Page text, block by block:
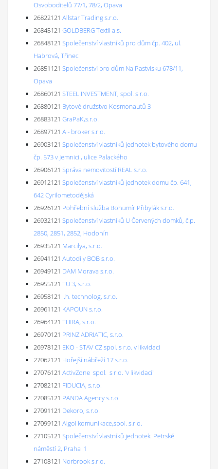
Osvoboditelů 77/1, 78/2, Opava
26822121 Allstar Trading s.r.o.
26845121 GOLDBERG Textil a.s.
26848121 Společenství vlastníků pro dům čp. 402, ul.
Habrová, Třinec
26851121 Společenství pro dům Na Pastvisku 678/11,
Opava
26860121 STEEL INVESTMENT, spol. s r.o.
26880121 Bytové družstvo Kosmonautů 3
26883121 GraPaK,s.r.o.
26897121 A - broker s.r.o.
26903121 Společenství vlastníků jednotek bytového domu
čp. 573 v Jemnici , ulice Palackého
26906121 Správa nemovitostí REAL s.r.o.
26912121 Společenství vlastníků jednotek domu čp. 641,
642 Cyrilometodějská
26926121 Pohřební služba Bohumír Přibylák s.r.o.
26932121 Společenství vlastníků U Červených domků, č.p.
2850, 2851, 2852, Hodonín
26935121 Marcilya, s.r.o.
26941121 Autodíly BOB s.r.o.
26949121 DAM Morava s.r.o.
26955121 TU 3, s.r.o.
26958121 i.h. technolog, s.r.o.
26961121 KAPOUN s.r.o.
26964121 THIRA, s.r.o.
26970121 PRINZ ADRIATIC, s.r.o.
26978121 EKO - STAV CZ spol. s r.o. v likvidaci
27062121 Hořejší nábřeží 17 s.r.o.
27076121 ActivZone spol. s r.o. 'v likvidaci'
27082121 FIDUCIA, s.r.o.
27085121 PANDA Agency s.r.o.
27091121 Dekoro, s.r.o.
27099121 Algol komunikace,spol. s.r.o.
27105121 Společenství vlastníků jednotek Petrské
náměstí 2, Praha 1
27108121 Norbrook s.r.o.